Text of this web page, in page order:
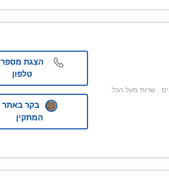
. שרות מעל הכל
הצגת מספר
טלפון
בקר באתר
המתקין